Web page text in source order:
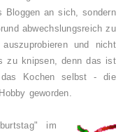
Bloggen an sich, sondern
abwechslungsreich zu
und nicht
zu knipsen, denn das ist
Kochen selbst - die
geworden.
im